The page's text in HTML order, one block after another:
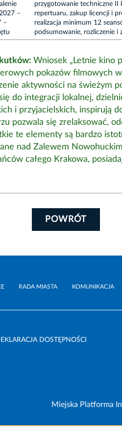
–
–
przygotowanie techniczne II
repertuaru, zakup licencji i
realizacja minimum 12
podsumowanie, rozliczenie i
Wniosek „Letnie kino
pokazów filmowych
aktywności na świeżym
do integracji lokalnej,
i przyjacielskich, inspirują
pozwala się zrelaksować,
te elementy są bardzo
nad Zalewem
całego Krakowa,
POWRÓT
RADA MIASTA KOMUNIKACJA
DOSTĘPNOŚCI
Miejska Platforma